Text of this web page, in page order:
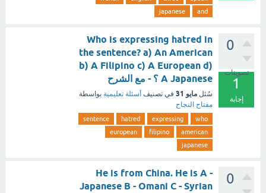
and
japanese
0
تصويتات
1
إجابة
Who is expressing hatred in
the sentence? a) An American
b) A Filipino c) A European d)
A Japanese ؟ - مع الشرح
سُئل مايو 31 في تصنيف أسئلة تعليمية بواسطة
مفتاح النجاح
who
expressing
hatred
sentence
american
filipino
european
japanese
0
He is from China. He is A -
Japanese B - Omani C - Syrian